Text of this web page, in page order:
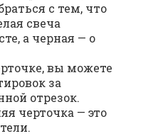
с тем, что
свеча
а черная — о
вы можете
за
отрезок.
черточка — это